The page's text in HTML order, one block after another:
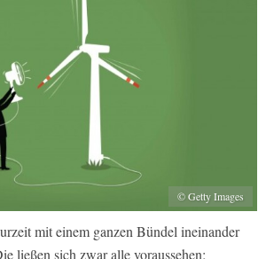
© Getty Images
mit einem ganzen Bündel ineinander
ließen sich zwar alle voraussehen;